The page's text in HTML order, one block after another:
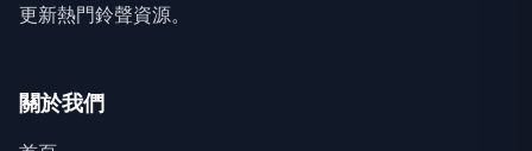
更新熱門鈴聲資源。
關於我們